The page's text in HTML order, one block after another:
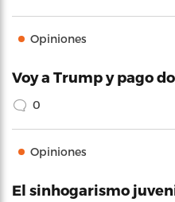
Opiniones
Voy a Trump y pago
0
Opiniones
El sinhogarismo